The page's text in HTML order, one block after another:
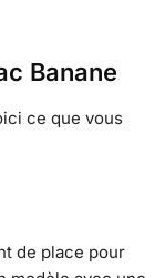
Banane
ce que vous
de place pour